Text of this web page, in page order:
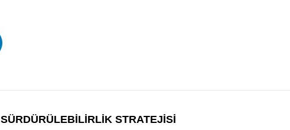
SÜRDÜRÜLEBİLİRLİK STRATEJİSİ